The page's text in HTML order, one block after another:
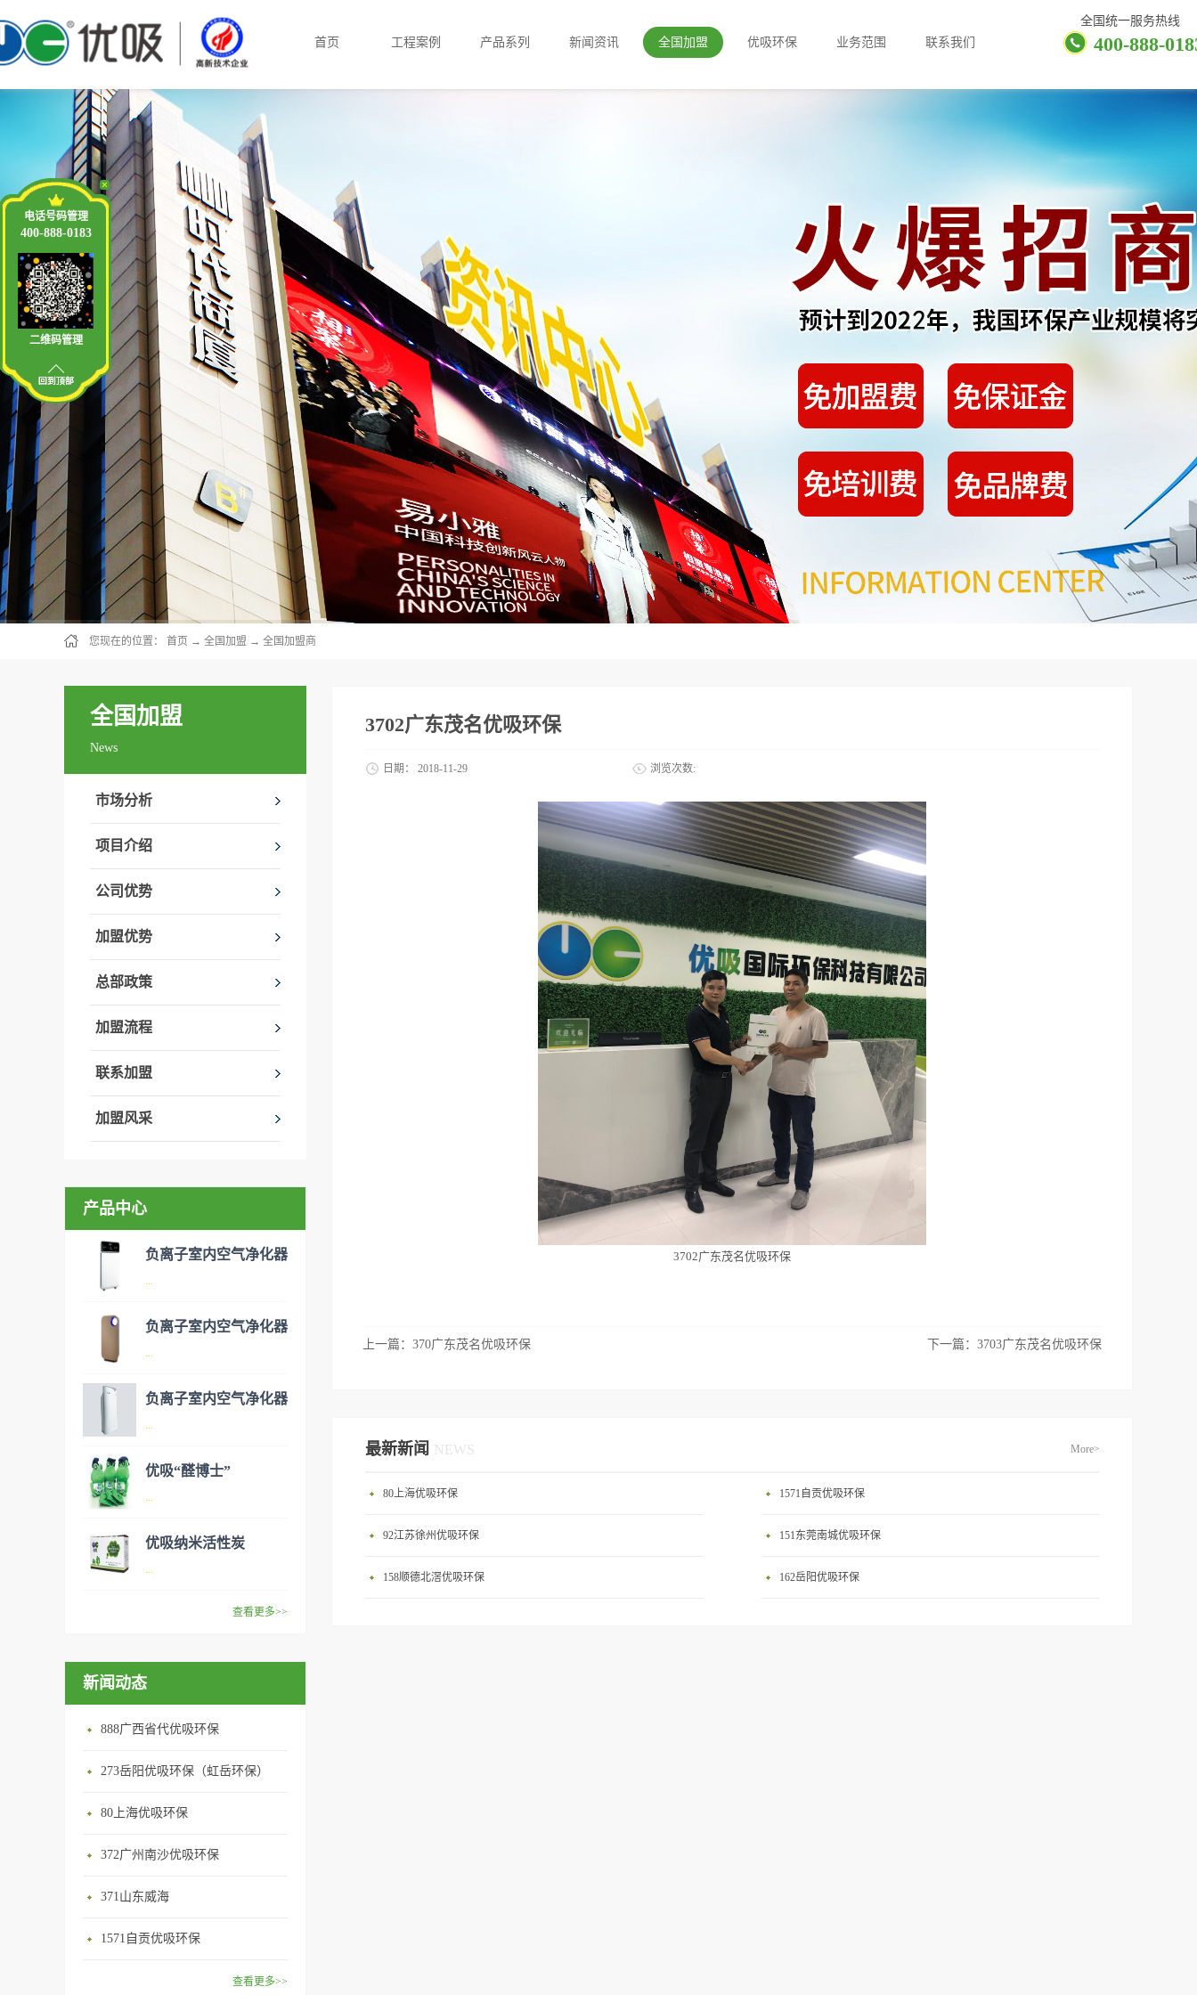
全国统一服务热线
400-888-
首页 工程案例 产品系列 新闻资讯 全国加盟 优吸环保 业务范围 联系我们
您现在的位置： 首页 → 全国加盟 → 全国加盟商
全国加盟
News
市场分析
项目介绍
公司优势
加盟优势
总部政策
加盟流程
联系加盟
加盟风采
产品中心
负离子室内空气净化器
...
般包括PM2.5、粉尘、花粉、
高空气清洁度的效果。主要功
能：除甲醛/除异味/杀菌应用
所、使用方法：见产品说明手
册
负离子室内空气净化器
...
般包括PM2.5、粉尘、花粉、
高空气清洁度的效果。主要功
能：除甲醛/除异味/杀菌应用
所、使用方法：见产品说明手
负离子室内空气净化器
...
般包括PM2.5、粉尘、花粉、
效去除挥发性有机物，有效提
所、使用方法：见产品说明手
优吸“醛博士”
...
在甲醛领域是非常专业的一位
以辅助净化空气，醛博士一肚
用。放在车里不仅能装饰更能
味，“醛博士”昭示着优吸在除
性。有博士的团队，才能更好
我们的“醛博士”就担此重任。
围：室内、车内等使用方法：
产
优吸纳米活性炭
...
无定形碳，也有排列规整的晶
体碳。优吸活性炭具有较强的
吸附性，广泛应用于生产、生
用范围：汽车、冰箱、食品
见产品说明手册产品类型：国
查看更多>>
新闻动态
888广西省代优吸环保
273岳阳优吸环保（虹岳环保）
80上海优吸环保
372广州南沙优吸环保
371山东威海
1571自贡优吸环保
查看更多>>
3702广东茂名优吸环保
日期： 2018-11-29 浏览次数:
3702广东茂名优吸环保
上一篇： 370广东茂名优吸环保 下一篇： 3703广东茂名优吸环保
最新新闻 NEWS More>
80上海优吸环保 1571自贡优吸环保
92江苏徐州优吸环保 151东莞南城优吸环保
158顺德北滘优吸环保 162岳阳优吸环保
电话号码管理
400-888-0183
二维码管理